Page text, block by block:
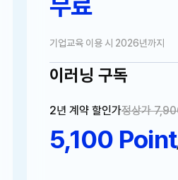
기업교육 이용 시 2026년까지
이러닝 구독
2년 계약 할인가정상가
5,100 Point